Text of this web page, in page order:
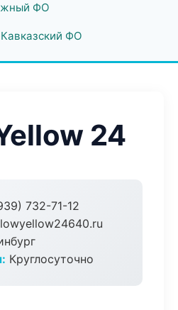
ФО
ФО
24
732-71-12
Круглосуточно